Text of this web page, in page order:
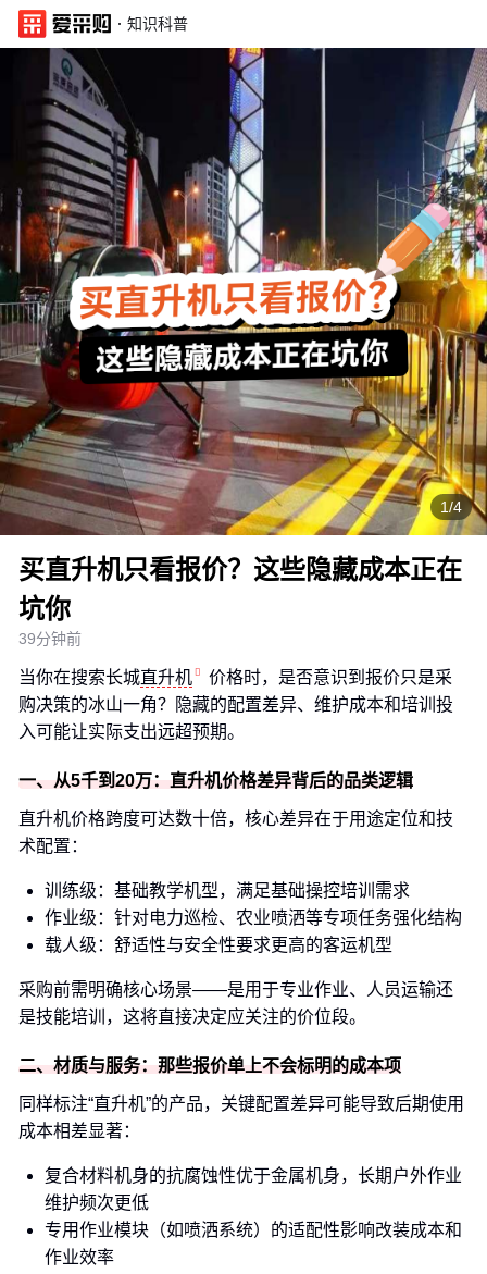
· 知识科普
1/4
买直升机只看报价？这些隐藏成本正在
坑你
39分钟前
当你在搜索长城直升机
价格时，是否意识到报价只是采
购决策的冰山一角？隐藏的配置差异、维护成本和培训投
入可能让实际支出远超预期。
一、从5千到20万：直升机价格差异背后的品类逻辑
直升机价格跨度可达数十倍，核心差异在于用途定位和技
术配置：
训练级：基础教学机型，满足基础操控培训需求
作业级：针对电力巡检、农业喷洒等专项任务强化结构
载人级：舒适性与安全性要求更高的客运机型
采购前需明确核心场景——是用于专业作业、人员运输还
是技能培训，这将直接决定应关注的价位段。
二、材质与服务：那些报价单上不会标明的成本项
同样标注“直升机”的产品，关键配置差异可能导致后期使用
成本相差显著：
复合材料机身的抗腐蚀性优于金属机身，长期户外作业
维护频次更低
专用作业模块（如喷洒系统）的适配性影响改装成本和
作业效率